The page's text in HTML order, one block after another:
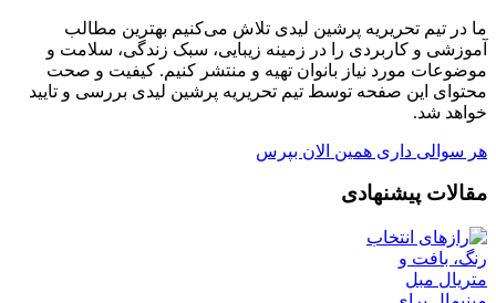
ما در تیم تحریریه پرشین لیدی تلاش می‌کنیم بهترین مطالب
آموزشی و کاربردی را در زمینه زیبایی، سبک زندگی، سلامت و
موضوعات مورد نیاز بانوان تهیه و منتشر کنیم. کیفیت و صحت
محتوای این صفحه توسط تیم تحریریه پرشین لیدی بررسی و تایید
خواهد شد.
هر سوالی داری همین الان بپرس
مقالات پیشنهادی